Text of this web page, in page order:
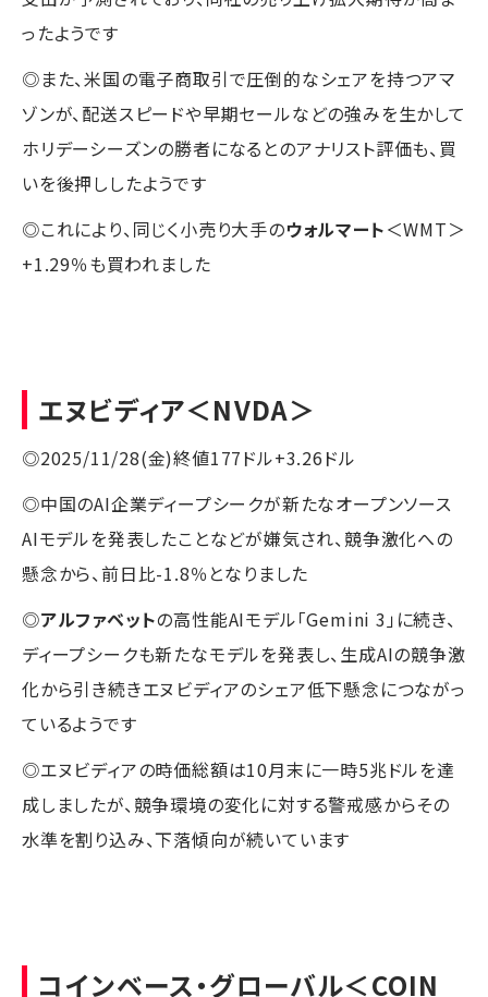
ったようです
◎また、米国の電子商取引で圧倒的なシェアを持つアマ
ゾンが、配送スピードや早期セールなどの強みを生かして
ホリデーシーズンの勝者になるとのアナリスト評価も、買
いを後押ししたようです
◎これにより、同じく小売り大手のウォルマート＜WMT＞
+1.29％も買われました
エヌビディア＜NVDA＞
◎2025/11/28(金)終値177ドル+3.26ドル
◎中国のAI企業ディープシークが新たなオープンソース
AIモデルを発表したことなどが嫌気され、競争激化への
懸念から、前日比-1.8％となりました
◎アルファベットの高性能AIモデル「Gemini 3」に続き、
ディープシークも新たなモデルを発表し、生成AIの競争激
化から引き続きエヌビディアのシェア低下懸念につながっ
ているようです
◎エヌビディアの時価総額は10月末に一時5兆ドルを達
成しましたが、競争環境の変化に対する警戒感からその
水準を割り込み、下落傾向が続いています
コインベース・グローバル＜COIN